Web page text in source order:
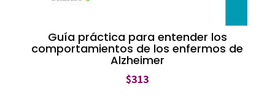
Guía práctica para entender los
comportamientos de los enfermos de
Alzheimer
$313